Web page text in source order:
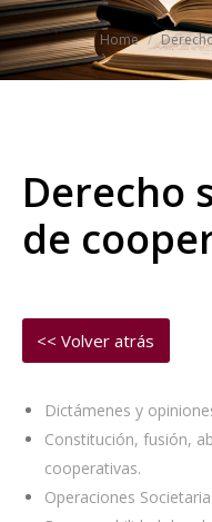
You are here:
Home
Derecho
de
Dictámenes y
Constitución, fusión,
cooperativas.
Operaciones